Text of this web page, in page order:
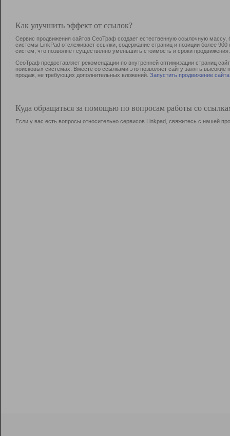
Как улучшить эффект от ссылок?
Сервис продвижения сайтов СеоТраф создает естественную ссылочную
системы LinkPad отслеживает ссылки, содержание страниц и позиции более
систем, что позволяет существенно уменьшить стоимость и сроки продвижения.
СеоТраф предоставляет рекомендации по внутренней оптимизации страниц
поисковых системах. Вместе со ссылками это позволяет сайту занять
продаж, не требующих дополнительных вложений. Запустить продвижение сайта
Куда обращаться за помощью по вопросам работы со
Если у вас есть вопросы относительно сервисов Linkpad, свяжитесь с нашей